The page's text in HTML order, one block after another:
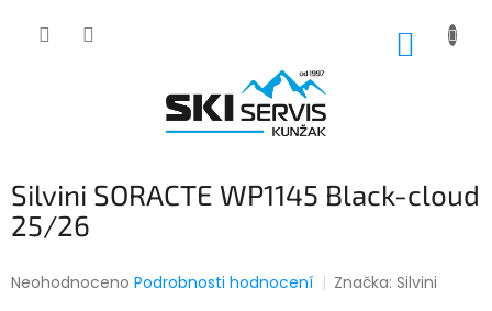
Silvini SORACTE WP1145 Black-cloud
25/26
Průměrné
Neohodnoceno Podrobnosti hodnocení Značka:Silvini